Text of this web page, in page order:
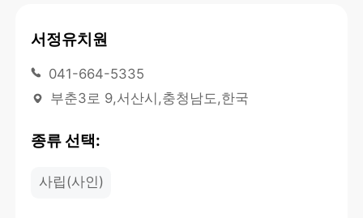
서정유치원
041-664-5335
부춘3로 9,서산시,충청남도,한국
종류 선택:
사립(사인)